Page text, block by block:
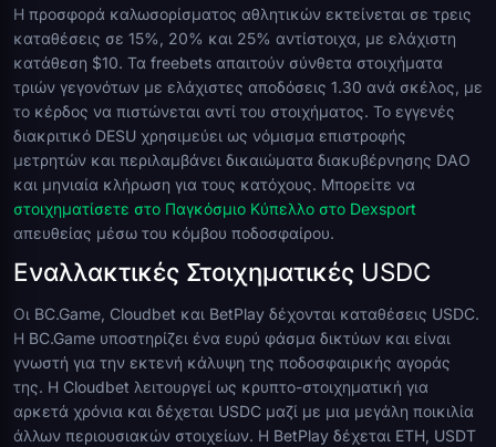
Η προσφορά καλωσορίσματος αθλητικών εκτείνεται σε τρεις
καταθέσεις σε 15%, 20% και 25% αντίστοιχα, με ελάχιστη
κατάθεση $10. Τα freebets απαιτούν σύνθετα στοιχήματα
τριών γεγονότων με ελάχιστες αποδόσεις 1.30 ανά σκέλος, με
το κέρδος να πιστώνεται αντί του στοιχήματος. Το εγγενές
διακριτικό DESU χρησιμεύει ως νόμισμα επιστροφής
μετρητών και περιλαμβάνει δικαιώματα διακυβέρνησης DAO
και μηνιαία κλήρωση για τους κατόχους. Μπορείτε να
στοιχηματίσετε στο Παγκόσμιο Κύπελλο στο Dexsport
απευθείας μέσω του κόμβου ποδοσφαίρου.
Εναλλακτικές Στοιχηματικές USDC
Οι BC.Game, Cloudbet και BetPlay δέχονται καταθέσεις USDC.
Η BC.Game υποστηρίζει ένα ευρύ φάσμα δικτύων και είναι
γνωστή για την εκτενή κάλυψη της ποδοσφαιρικής αγοράς
της. Η Cloudbet λειτουργεί ως κρυπτο-στοιχηματική για
αρκετά χρόνια και δέχεται USDC μαζί με μια μεγάλη ποικιλία
άλλων περιουσιακών στοιχείων. Η BetPlay δέχεται ETH, USDT